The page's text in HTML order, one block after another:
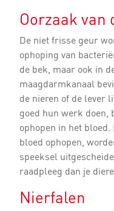
Oorzaak van
De niet frisse geur
ophoping van
de bek, maar ook in
maagdarmkanaal
de nieren of de lever
goed hun werk doen,
ophopen in het
bloed ophopen,
speeksel
raadpleeg dan je
Nierfalen